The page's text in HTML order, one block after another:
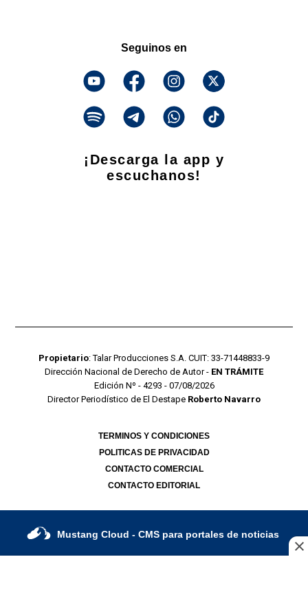
Seguinos en
¡Descarga la app y
escuchanos!
Propietario: Talar Producciones S.A. CUIT: 33-71448833-9
Dirección Nacional de Derecho de Autor - EN TRÁMITE
Edición Nº - 4293 - 07/08/2026
Director Periodístico de El Destape Roberto Navarro
TERMINOS Y CONDICIONES
POLITICAS DE PRIVACIDAD
CONTACTO COMERCIAL
CONTACTO EDITORIAL
Mustang Cloud - CMS para portales de noticias